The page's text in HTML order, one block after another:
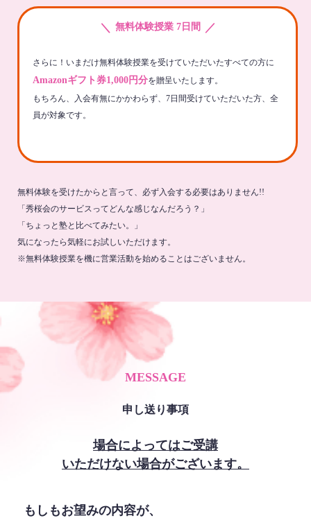
＼ 無料体験授業 7日間 ／
さらに！いまだけ無料体験授業を受けていただいたすべての方に
Amazonギフト券1,000円分を贈呈いたします。
もちろん、入会有無にかかわらず、7日間受けていただいた方、全
員が対象です。
無料体験を受けたからと言って、必ず入会する必要はありません!!
「秀桜会のサービスってどんな感じなんだろう？」
「ちょっと塾と比べてみたい。」
気になったら気軽にお試しいただけます。
※無料体験授業を機に営業活動を始めることはございません。
MESSAGE
申し送り事項
場合によってはご受講
いただけない場合がございます。
もしもお望みの内容が、